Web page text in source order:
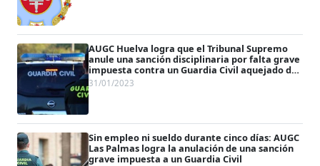
AUGC Huelva logra que el Tribunal Supremo
anule una sanción disciplinaria por falta grave
impuesta contra un Guardia Civil aquejado de
una enfermedad
31/01/2023
Sin empleo ni sueldo durante cinco días: AUGC
Las Palmas logra la anulación de una sanción
grave impuesta a un Guardia Civil